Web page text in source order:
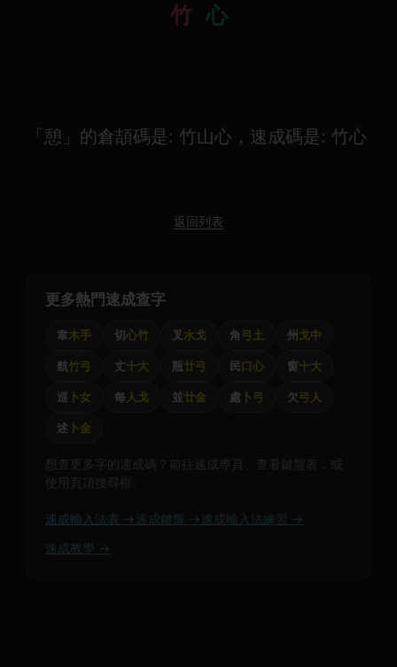
竹 心
「憩」的倉頡碼是: 竹山心，速成碼是: 竹心
返回列表
更多熱門速成查字
韋木手 切心竹 叉 水戈 角弓土 州 戈中
航竹弓 丈十大 瓶廿弓 民口心 窗十大
巡 卜女 每人戈 並廿金 處 卜弓 欠弓人
述 卜金
想查更多字的速成碼？前往速成專頁、查看鍵盤表，或
使用頁頂搜尋框。
速成輸入法表 → 速成鍵盤 → 速成輸入法練習 →
速成教學 →